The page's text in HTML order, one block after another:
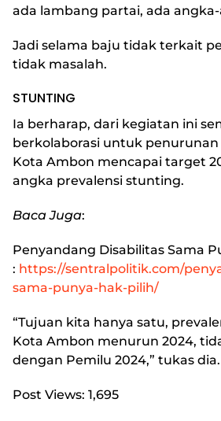
ada lambang partai, ada
Jadi selama baju tidak terkait
tidak masalah.
STUNTING
Ia berharap, dari kegiatan ini
berkolaborasi untuk
Kota Ambon mencapai target
angka prevalensi stunting.
Baca Juga:
Penyandang Disabilitas Sama
: https://sentralpolitik.com/
sama-punya-hak-pilih/
“Tujuan kita hanya satu,
Kota Ambon menurun 2024,
dengan Pemilu 2024,” tukas dia.
Post Views: 1,695